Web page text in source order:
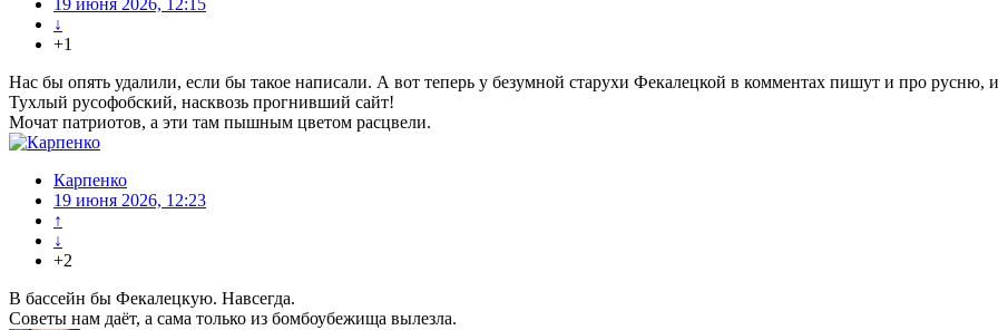
19 июня 2026, 12:15
↓
+1
Нас бы опять удалили, если бы такое написали. А вот теперь у безумной старухи Фекалецкой в комментах пишут и про русню,
Тухлый русофобский, насквозь прогнивший сайт!
Мочат патриотов, а эти там пышным цветом расцвели.
Карпенко
19 июня 2026, 12:23
↑
↓
+2
В бассейн бы Фекалецкую. Навсегда.
Советы нам даёт, а сама только из бомбоубежища вылезла.